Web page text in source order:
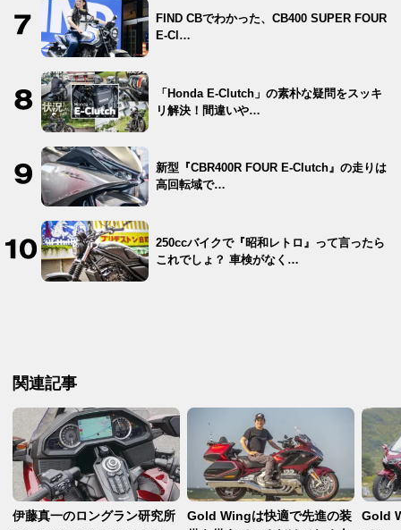
FIND CBでわかった、CB400 SUPER FOUR
E-Cl…
「Honda E-Clutch」の素朴な疑問をスッキ
リ解決！間違いや…
新型『CBR400R FOUR E-Clutch』の走りは
高回転域で…
250ccバイクで『昭和レトロ』って言ったら
これでしょ？ 車検がなく…
関連記事
伊藤真一のロングラン研究所
Gold Wingは快適で先進の装
Gold